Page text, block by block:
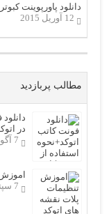
دانلود پاورپوینت
12 آوریل 2015
مطالب پربازدید
در
7 آگوست 2017
7 سپتامبر 2016